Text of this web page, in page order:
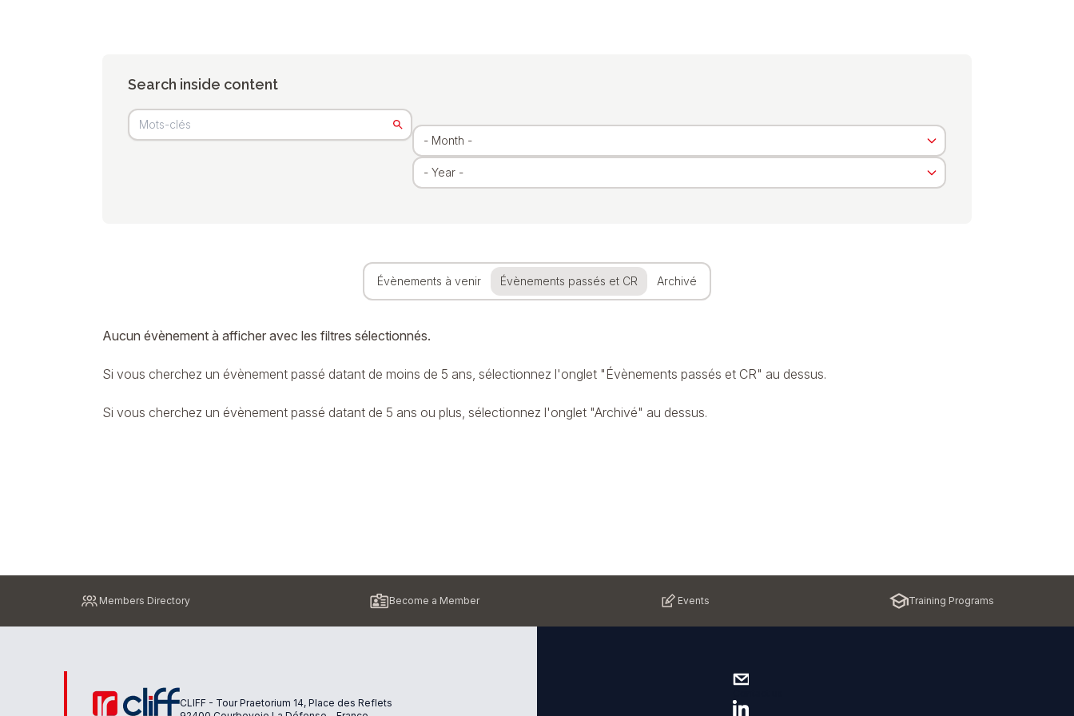
Search inside content
Évènements à venir Évènements passés et CR Archivé
Aucun évènement à afficher avec les filtres sélectionnés.
Si vous cherchez un évènement passé datant de moins de 5 ans, sélectionnez l'onglet "Évènements passés et CR" au dessus.
Si vous cherchez un évènement passé datant de 5 ans ou plus, sélectionnez l'onglet "Archivé" au dessus.
page
Members Directory Become a Member Events Training Programs
CLIFF - Tour Praetorium 14, Place des Reflets